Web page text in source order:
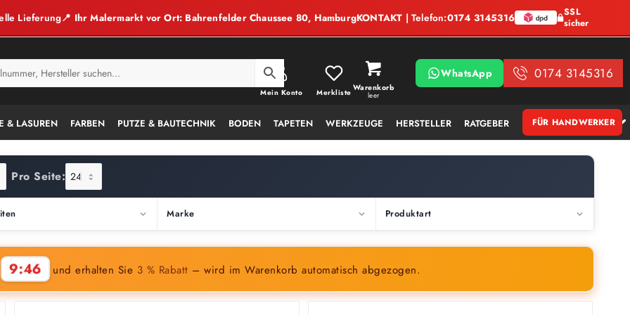
Lieferung📍 Ihr Malermarkt vor Ort: Bahrenfelder Chaussee 80, HamburgKONTAKT | Telefon:0174 3145316
SSL
sicher
Warenkorb
leer
Mein Konto Merkliste
WhatsApp 0174 3145316
& LASUREN FARBEN PUTZE & BAUTECHNIK BODEN TAPETEN WERKZEUGE HERSTELLER RATGEBER FÜR HANDWERKER
Pro Seite:
Marke Produktart
9:45 und erhalten Sie 3 % Rabatt – wird im Warenkorb automatisch abgezogen.